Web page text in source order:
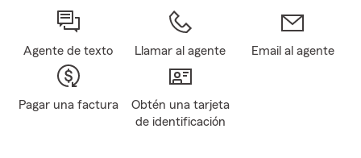
Agente de texto Llamar al agente Email al agente
Pagar una factura
Obtén una tarjeta
de identificación